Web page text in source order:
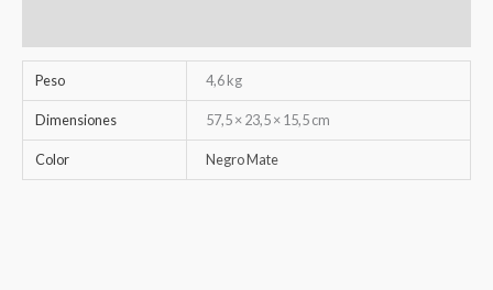
Peso 4,6 kg
Dimensiones 57,5 × 23,5 × 15,5 cm
Color Negro Mate